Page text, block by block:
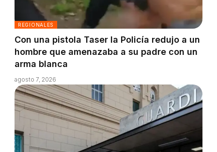
REGIONALES
Con una pistola Taser la Policía redujo a un
hombre que amenazaba a su padre con un
arma blanca
agosto 7, 2026